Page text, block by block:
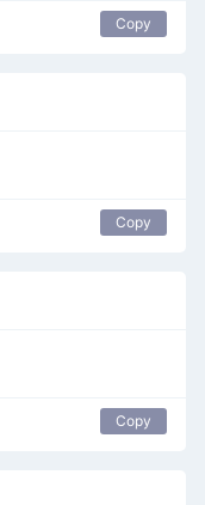
Copy
Copy
Copy